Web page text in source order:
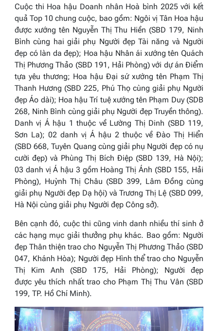
Cuộc thi Hoa hậu Doanh nhân Hoà bình 2025với kết
quả Top 10 chung cuộc, bao gồm: Ngôi vị Tân Hoa hậu
được xướng tên Nguyễn Thị Thu Hiền (SBD 179, Ninh
Bình cùng hai giải phụ Người đẹp Tài năng và Người
đẹp có làn da đẹp); Hoa hậu Nhân ái xướng tên Quách
Thị Phương Thảo (SBD 191, Hải Phòng) với dự án Điểm
tựa yêu thương; Hoa hậu Đại sứ xướng tên Phạm Thị
Thanh Hương (SBD 225, Phú Thọ cùng giải phụ Người
đẹp Áo dài); Hoa hậu Trí tuệxướng tên Phạm Duy (SDB
268, Ninh Bình cùng giải phụ Người đẹp Truyền thông).
Danh vị Á hậu 1 thuộc về Lường Thị Dinh (SBD 119,
Sơn La); 02 danh vị Á hậu 2 thuộc về Đào Thị Hiển
(SBD 668, Tuyên Quang cùng giải phụ Người đẹp có nụ
cười đẹp) và Phùng Thị Bích Điệp (SBD 139, Hà Nội);
03 danh vị Á hậu 3 gồm Hoàng Thị Ánh (SBD 155, Hải
Phòng), Huỳnh Thị Châu (SBD 399, Lâm Đồng cùng
giải phụ Người đẹp Dạ hội) và Trương Thị Lệ (SBD 099,
Hà Nội cùng giải phụ Người đẹp Công sở).
Bên cạnh đó, cuộc thi cũng vinh danh nhiều thí sinh ở
các hạng mục giải thưởng phụ khác. Bao gồm: Người
đẹp Thân thiện trao cho Nguyễn Thị Phương Thảo (SBD
047, Khánh Hòa); Người đẹp Hình thểtrao cho Nguyễn
Thị Kim Anh (SBD 175, Hải Phòng); Người đẹp
được yêu thích nhấttrao cho Phạm Thị Thu Vân (SBD
199, TP. Hồ Chí Minh).